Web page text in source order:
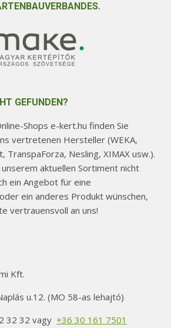
GEFUNDEN?
Shops e-kert.hu finden Sie
vertretenen Hersteller (WEKA,
TranspaForza, Nesling, XIMAX usw.).
aktuellen Sortiment nicht
ein Angebot für eine
ein anderes Produkt wünschen,
vertrauensvoll an uns!
Kft.
u.12. (MO 58-as lehajtó)
32 32 vagy +36 30 161 7501